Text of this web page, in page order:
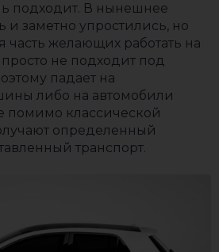
подходит. В нынешнее
и заметно упростились, но
часть желающих работать на
не подходит под
падает на
либо на автомобили
помимо классической
определенный
транспорт.